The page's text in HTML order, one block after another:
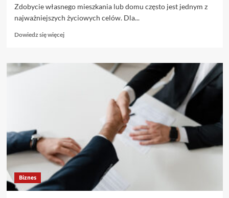
Zdobycie własnego mieszkania lub domu często jest jednym z
najważniejszych życiowych celów. Dla...
Dowiedz się więcejDowiedz
o
własnej
nieruchomości
Biznes